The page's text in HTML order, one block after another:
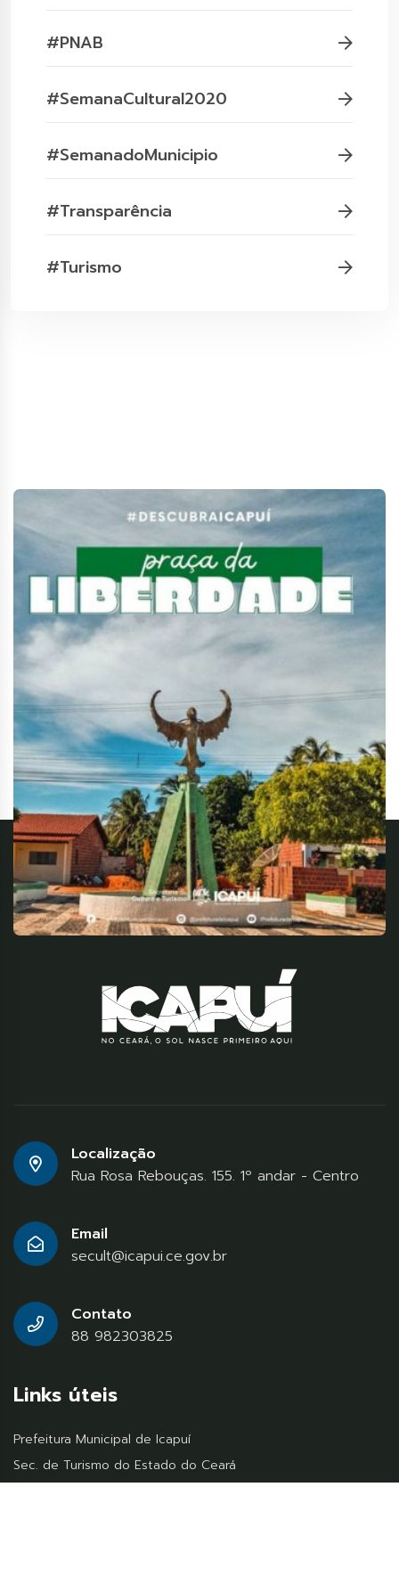
#PNAB
#SemanaCultural2020
#SemanadoMunicipio
#Transparência
#Turismo
Localização
Rua Rosa Rebouças. 155. 1º andar - Centro
Email
secult@icapui.ce.gov.br
Contato
88 982303825
Links úteis
Prefeitura Municipal de Icapuí
Sec. de Turismo do Estado do Ceará